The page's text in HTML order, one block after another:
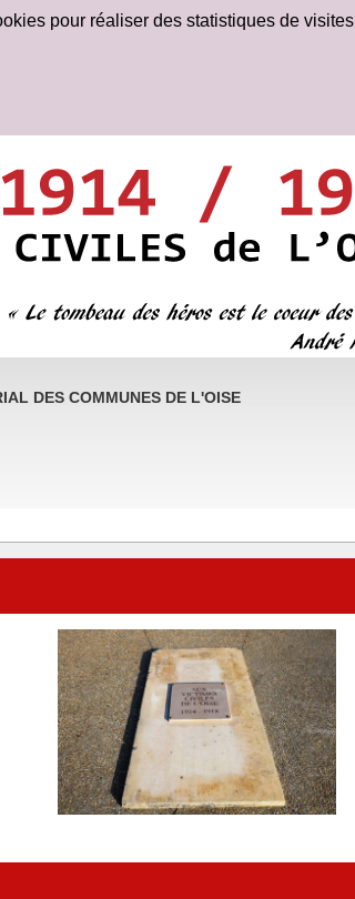
pour réaliser des statistiques de
DES COMMUNES DE L'OISE